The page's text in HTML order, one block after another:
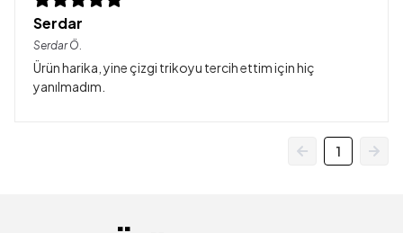
Serdar
Serdar Ö.
Ürün harika, yine çizgi trikoyu tercih ettim için hiç
yanılmadım.
1